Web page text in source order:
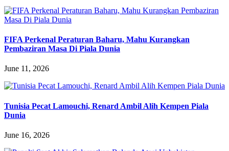
FIFA Perkenal Peraturan Baharu, Mahu Kurangkan
Pembaziran Masa Di Piala Dunia
June 11, 2026
Tunisia Pecat Lamouchi, Renard Ambil Alih Kempen Piala
Dunia
June 16, 2026